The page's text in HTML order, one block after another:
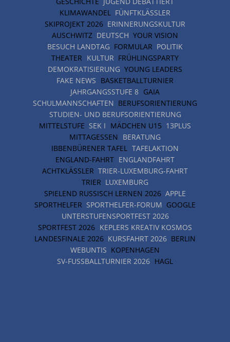
KLIMAWANDEL FÜNFTKLÄSSLER
SKIPROJEKT 2026 ERINNERUNGSKULTUR
AUSCHWITZ DEUTSCH YOUR VISION
BESUCH LANDTAG FORMULAR POLITIK
THEATER KULTUR FRÜHLINGSPARTY
DEMOKRATISIERUNG YOUNG LEADERS
FAKE NEWS BASKETBALLTURNIER
JAHRGANGSSTUFE 8 GAIA
SCHULMANNSCHAFTEN BERUFSORIENTIERUNG
STUDIEN- UND BERUFSORIENTIERUNG
MITTELSTUFE SEK I MÄDCHEN U15 13PLUS
MITTAGESSEN BERATUNG
IBBENBÜRENER TAFEL TAFELAKTION
ENGLAND-FAHRT ENGLANDFAHRT
ACHTKLÄSSLER TRIER-LUXEMBURG-FAHRT
TRIER LUXEMBURG
SPIELEND RUSSISCH LERNEN 2026 APPLE
SPORTHELFER SPORTHELFER-FORUM GOOGLE
UNTERSTUFENSPORTFEST 2026
SPORTFEST 2026 KEPLERS KREATIV KOSMOS
LANDESFINALE 2026 KURSFAHRT 2026 BERLIN
WEBUNTIS KOPENHAGEN
SV-FUSSBALLTURNIER 2026
HAGL